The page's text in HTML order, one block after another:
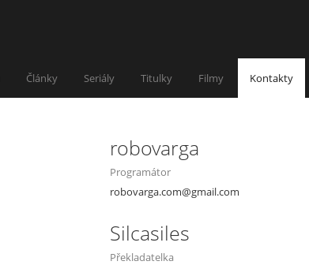
Články Seriály Titulky Filmy Kontakty
robovarga
Programátor
robovarga.com@gmail.com
Silcasiles
Překladatelka